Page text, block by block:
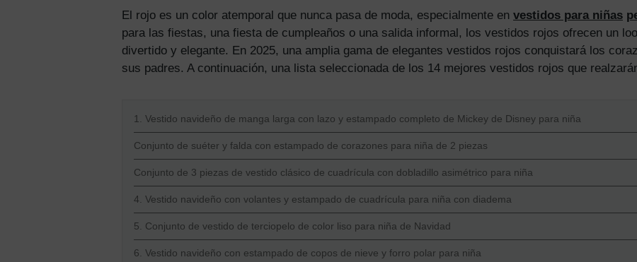
El rojo es un color atemporal que nunca pasa de moda, especialmente en vestidos para niñas
para las fiestas, una fiesta de cumpleaños o una salida informal, los vestidos rojos ofrecen un
divertido y elegante. En 2025, una amplia gama de elegantes vestidos rojos conquistará los
sus padres. A continuación, una lista seleccionada de los 14 mejores vestidos rojos que
1. Vestido navideño de manga larga con lazo y estampado completo de Mickey de Disney para niña
Conjunto de suéter y falda con estampado de corazones para niña de 2 piezas
Conjunto de 3 piezas de vestido clásico de cuadrícula con dobladillo asimétrico para niña
4. Vestido navideño con volantes y estampado de cuadrícula para niña con diadema
5. Conjunto de vestido de terciopelo de color liso para niña de Navidad
6. Vestido navideño con estampado de copos de nieve y forro polar para niña